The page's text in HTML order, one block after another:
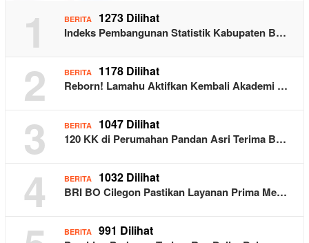
1 BERITA 1273 Dilihat
Indeks Pembangunan Statistik Kabupaten B…
2 BERITA 1178 Dilihat
Reborn! Lamahu Aktifkan Kembali Akademi …
3 BERITA 1047 Dilihat
120 KK di Perumahan Pandan Asri Terima B…
4 BERITA 1032 Dilihat
BRI BO Cilegon Pastikan Layanan Prima Me…
BERITA 991 Dilihat